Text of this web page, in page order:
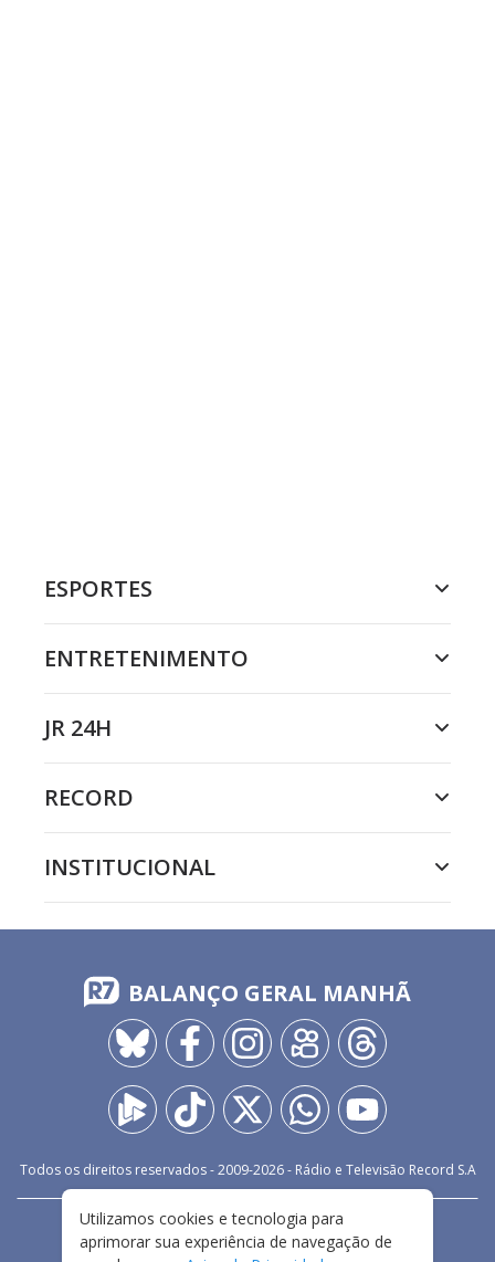
ESPORTES
ENTRETENIMENTO
JR 24H
RECORD
INSTITUCIONAL
BALANÇO GERAL MANHÃ
Todos os direitos reservados - 2009-2026- Rádio e Televisão Record S.A
FALE CONOSCO
PRIVACIDADE
TERMOS E CONDIÇÕES DE USO
Utilizamos cookies e tecnologia para
aprimorar sua experiência de navegação de